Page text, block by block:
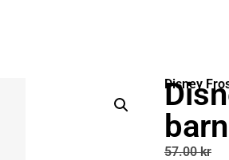
Disney
57.00kr